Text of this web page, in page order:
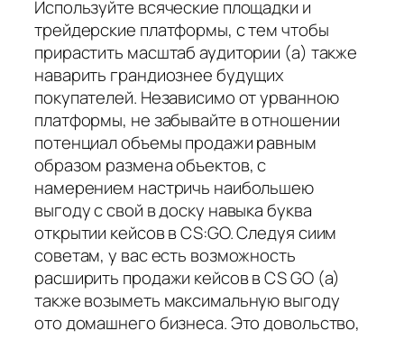
Используйте всяческие площадки и
трейдерские платформы, с тем чтобы
прирастить масштаб аудитории (а) также
наварить грандиознее будущих
покупателей. Независимо от урванною
платформы, не забывайте в отношении
потенциал объемы продажи равным
образом размена объектов, с
намерением настричь наибольшею
выгоду с свой в доску навыка буква
открытии кейсов в CS:GO. Следуя сиим
советам, у вас есть возможность
расширить продажи кейсов в CS GO (а)
также возыметь максимальную выгоду
ото домашнего бизнеса. Это довольство,